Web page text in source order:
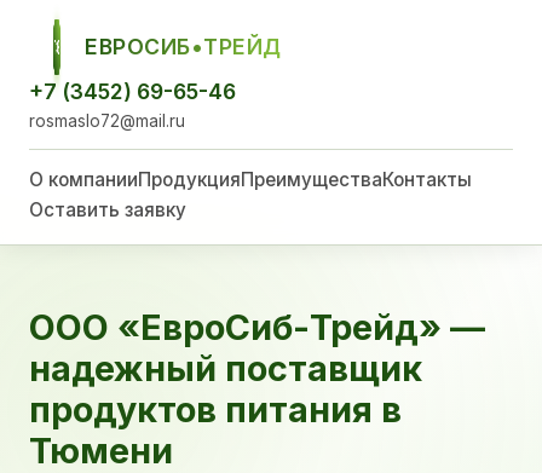
ЕСТ
ЕВРОСИБ•ТРЕЙД
+7 (3452) 69-65-46
rosmaslo72@mail.ru
О компанииПродукцияПреимуществаКонтакты
Оставить заявку
ООО «ЕвроСиб-Трейд» —
надежный поставщик
продуктов питания в
Тюмени